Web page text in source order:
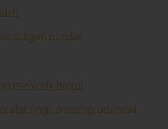
narxlar
me’yoriy hajmi
(ingl. macroprudential